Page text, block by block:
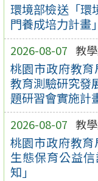
環境部檢送「環
門養成培力計畫
2026-08-07 教
桃園市政府教
教育測驗研究發
題研習會實施計
2026-08-07 教
桃園市政府教
生態保育公益
知」